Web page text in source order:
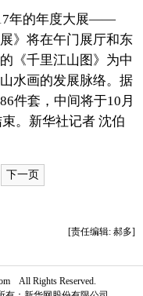
文 返回PC
年的年度大展——
》将在午门展厅和东
《千里江山图》为中
水画的发展脉络。据
件套，中间将于10月
。新华社记者 沈伯
下一页
[责任编辑: 郝多]
All Rights Reserved.